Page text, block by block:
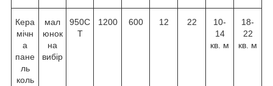
Кера
мічн
а
пане
ль
коль
мал
юнок
на
вибір
950C
T
1200 600 12 22
10-
14
кв. м
18-
22
кв. м